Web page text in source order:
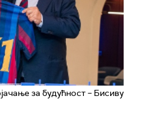
за будућност – Бисиву